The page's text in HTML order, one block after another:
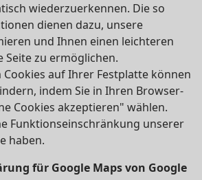
wiederzuerkennen. Die so
dienen dazu, unsere
und Ihnen einen leichteren
Seite zu ermöglichen.
Cookies auf Ihrer Festplatte können
indem Sie in Ihren Browser-
Cookies akzeptieren" wählen.
Funktionseinschränkung unserer
haben.
für Google Maps von Google